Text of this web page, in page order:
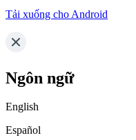
Tải xuống cho Android
Ngôn ngữ
English
Español